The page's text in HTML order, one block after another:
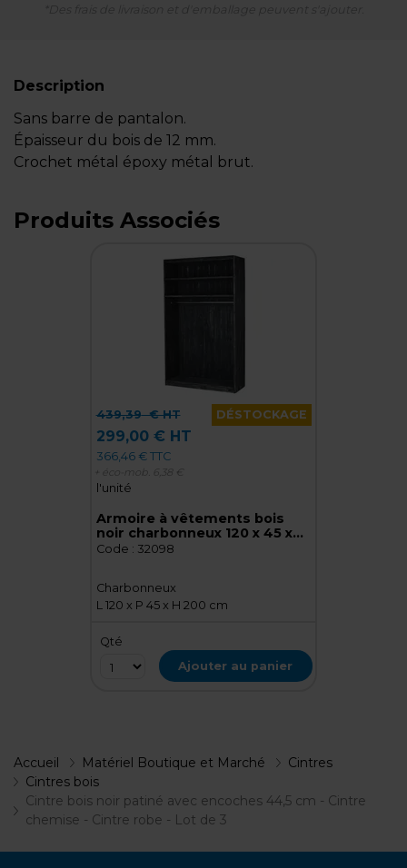
Description
Sans barre de pantalon.
Épaisseur du bois de 12 mm.
Crochet métal époxy métal brut.
Produits Associés
439,39€ HT DÉSTOCKAGE
299,00 € HT
366,46 € TTC
+ éco-mob. 6,38 €
l'unité
Armoire à vêtements bois
noir charbonneux 120 x 45 x
200 cm
Code : 32098
Charbonneux
L 120 x P 45 x H 200 cm
Qté
Ajouter au panier
Accueil Matériel Boutique et Marché
Cintres
Cintres bois
Cintre bois noir patiné avec encoches 44,5 cm - Cintre
chemise - Cintre robe - Lot de 3